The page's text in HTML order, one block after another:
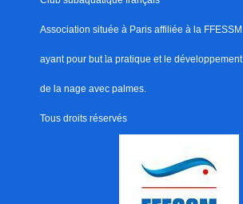
Association située à Paris affiliée à la FFESSM
ayant pour but la pratique et le développement
de la nage avec palmes.
Tous droits réservés